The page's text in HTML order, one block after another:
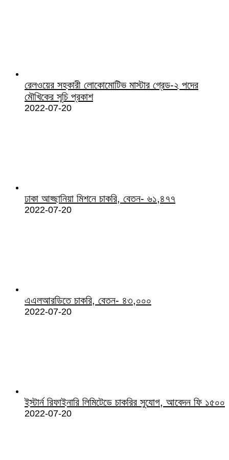
রেলওয়ের সহকারী লোকোমোটিভ মাস্টার গ্রেড-২ পদের
মৌখিকের সূচি প্রকাশ
2022-07-20
ঢাকা আহ্ছানিয়া মিশনে চাকরি, বেতন- ৬১,৪৭৭
2022-07-20
এএলআরডিতে চাকরি, বেতন- ৪৩,০০০
2022-07-20
ইস্টার্ন রিফাইনারি লিমিটেডে চাকরির সুযোগ, আবেদন ফি ১৫০০
2022-07-20